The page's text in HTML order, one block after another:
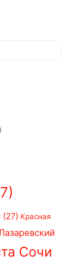
(27) Красная
Сочи